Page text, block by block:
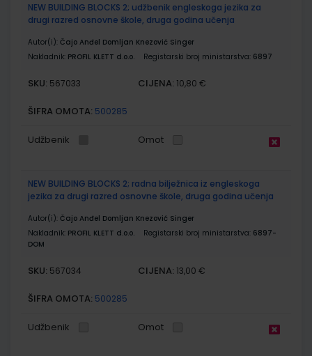
NEW BUILDING BLOCKS 2; udžbenik engleskoga jezika za
drugi razred osnovne škole, druga godina učenja
Autor(i): Čajo Anđel Domljan Knezović Singer
Nakladnik: PROFIL KLETT d.o.o. Registarski broj ministarstva: 6897
SKU: 567033 CIJENA: 10,80 €
ŠIFRA OMOTA: 500285
Udžbenik Omot
NEW BUILDING BLOCKS 2; radna bilježnica iz engleskoga
jezika za drugi razred osnovne škole, druga godina učenja
Autor(i): Čajo Anđel Domljan Knezović Singer
Nakladnik: PROFIL KLETT d.o.o. Registarski broj ministarstva: 6897-
DOM
SKU: 567034 CIJENA: 13,00 €
ŠIFRA OMOTA: 500285
Udžbenik Omot